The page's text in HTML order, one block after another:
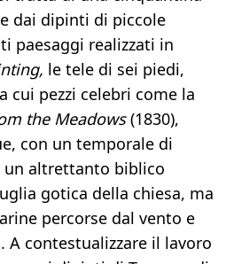
dai dipinti di piccole
paesaggi realizzati in
le tele di sei piedi,
cui pezzi celebri come la
the Meadows(1830),
con un temporale di
altrettanto biblico
gotica della chiesa, ma
percorse dal vento e
A contestualizzare il lavoro